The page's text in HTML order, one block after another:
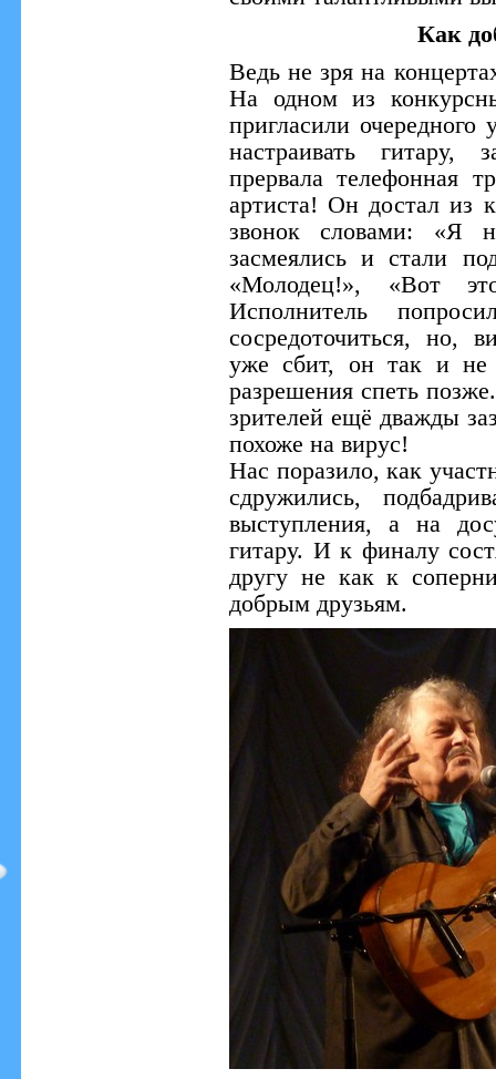
Как
Ведь не зря на
На одном из
пригласили
настраивать
прервала телефонная
артиста! Он достал из
звонок словами: «Я
засмеялись и стали
«Молодец!», «Вот
Исполнитель
сосредоточиться, но,
уже сбит, он так и не
разрешения спеть
зрителей ещё дважды
похоже на вирус!
Нас поразило, как
сдружились,
выступления, а на
гитару. И к финалу
другу не как к
добрым друзьям.